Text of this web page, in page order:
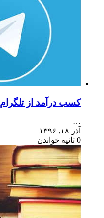
کسب درآمد از تلگرام
…
آذر ۱۸, ۱۳۹۶
0 ثانیه خواندن